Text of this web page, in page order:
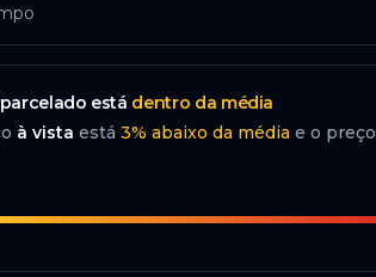
parcelado está dentro da média
à vista está 3% abaixo da média e o preço